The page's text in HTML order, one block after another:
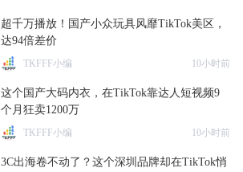
超千万播放！国产小众玩具风靡TikTok美区，
达94倍差价
TKFFF小编 10小时前
这个国产大码内衣，在TikTok靠达人短视频9
个月狂卖1200万
TKFFF小编 10小时前
3C出海卷不动了？这个深圳品牌却在TikTok悄